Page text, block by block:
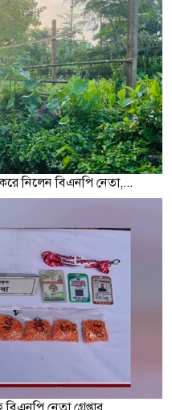
নিলেন বিএনপি নেতা,...